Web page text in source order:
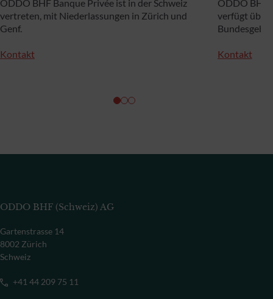
ODDO BHF Banque Privée ist in der Schweiz
vertreten, mit Niederlassungen in Zürich und
Genf.
Kontakt
ODDO BHF
verfügt über
Kontakt
ODDO BHF (Schweiz) AG
Gartenstrasse 14
8002 Zürich
Schweiz
+41 44 209 75 11